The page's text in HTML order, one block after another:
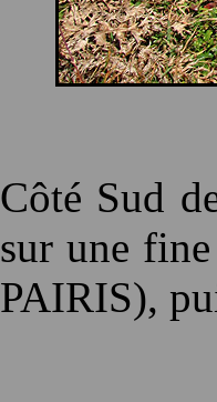
Côté Sud
sur une
PAIRIS),